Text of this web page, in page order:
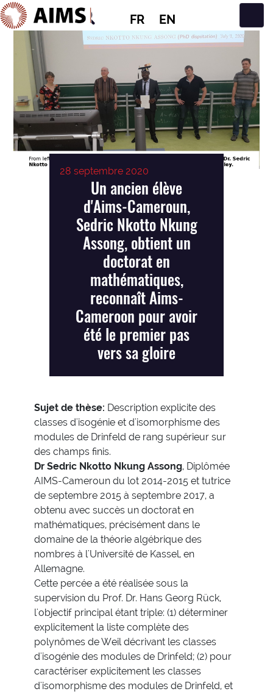
FR EN
Navigation principale
28 septembre 2020
Un ancien élève
d'Aims-Cameroun,
Sedric Nkotto Nkung
Assong, obtient un
doctorat en
mathématiques,
reconnaît Aims-
Cameroon pour avoir
été le premier pas
vers sa gloire
Sujet de thèse: Description explicite des
classes d'isogénie et d'isomorphisme des
modules de Drinfeld de rang supérieur sur
des champs finis.
Dr Sedric Nkotto Nkung Assong, Diplômée
AIMS-Cameroun du lot 2014-2015 et tutrice
de septembre 2015 à septembre 2017, a
obtenu avec succès un doctorat en
mathématiques, précisément dans le
domaine de la théorie algébrique des
nombres à l'Université de Kassel, en
Allemagne.
Cette percée a été réalisée sous la
supervision du Prof. Dr. Hans Georg Rück,
l'objectif principal étant triple: (1) déterminer
explicitement la liste complète des
polynômes de Weil décrivant les classes
d'isogénie des modules de Drinfeld; (2) pour
caractériser explicitement les classes
d'isomorphisme des modules de Drinfeld, et